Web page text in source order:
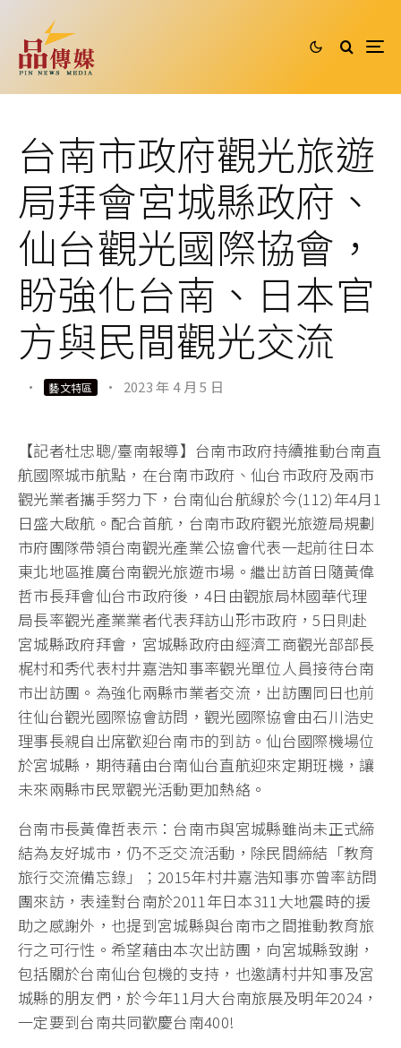
台南市政府觀光旅遊
局拜會宮城縣政府、
仙台觀光國際協會，
盼強化台南、日本官
方與民間觀光交流
· 藝文特區 · 2023 年 4 月 5 日
【記者杜忠聰/臺南報導】台南市政府持續推動台南直
航國際城市航點，在台南市政府、仙台市政府及兩市
觀光業者攜手努力下，台南仙台航線於今(112)年4月1
日盛大啟航。配合首航，台南市政府觀光旅遊局規劃
市府團隊帶領台南觀光產業公協會代表一起前往日本
東北地區推廣台南觀光旅遊市場。繼出訪首日隨黃偉
哲市長拜會仙台市政府後，4日由觀旅局林國華代理
局長率觀光產業業者代表拜訪山形市政府，5日則赴
宮城縣政府拜會，宮城縣政府由經濟工商觀光部部長
梶村和秀代表村井嘉浩知事率觀光單位人員接待台南
市出訪團。為強化兩縣市業者交流，出訪團同日也前
往仙台觀光國際協會訪問，觀光國際協會由石川浩史
理事長親自出席歡迎台南市的到訪。仙台國際機場位
於宮城縣，期待藉由台南仙台直航迎來定期班機，讓
未來兩縣市民眾觀光活動更加熱絡。
台南市長黃偉哲表示：台南市與宮城縣雖尚未正式締
結為友好城市，仍不乏交流活動，除民間締結「教育
旅行交流備忘錄」；2015年村井嘉浩知事亦曾率訪問
團來訪，表達對台南於2011年日本311大地震時的援
助之感謝外，也提到宮城縣與台南市之間推動教育旅
行之可行性。希望藉由本次出訪團，向宮城縣致謝，
包括關於台南仙台包機的支持，也邀請村井知事及宮
城縣的朋友們，於今年11月大台南旅展及明年2024，
一定要到台南共同歡慶台南400!